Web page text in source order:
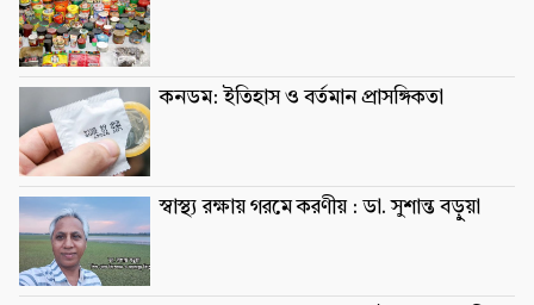
কনডম: ইতিহাস ও বর্তমান প্রাসঙ্গিকতা
স্বাস্থ্য রক্ষায় গরমে করণীয় : ডা. সুশান্ত বড়ুুয়া